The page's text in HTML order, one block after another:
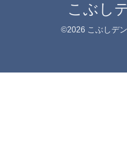
こぶし
©2026 こぶしデ